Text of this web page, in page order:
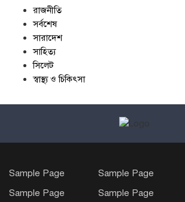
রাজনীতি
সর্বশেষ
সারাদেশ
সাহিত্য
সিলেট
স্বাস্থ্য ও চিকিৎসা
Sample Page Sample Page
Sample Page
Sample Page